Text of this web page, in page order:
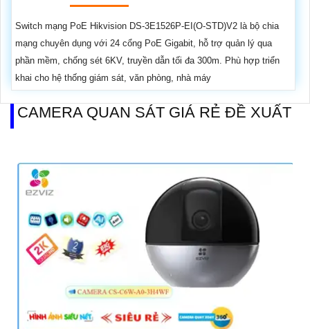
Switch mạng PoE Hikvision DS-3E1526P-EI(O-STD)V2 là bộ chia
mạng chuyên dụng với 24 cổng PoE Gigabit, hỗ trợ quản lý qua
phần mềm, chống sét 6KV, truyền dẫn tối đa 300m. Phù hợp triển
khai cho hệ thống giám sát, văn phòng, nhà máy
CAMERA QUAN SÁT GIÁ RẺ ĐỀ XUẤT